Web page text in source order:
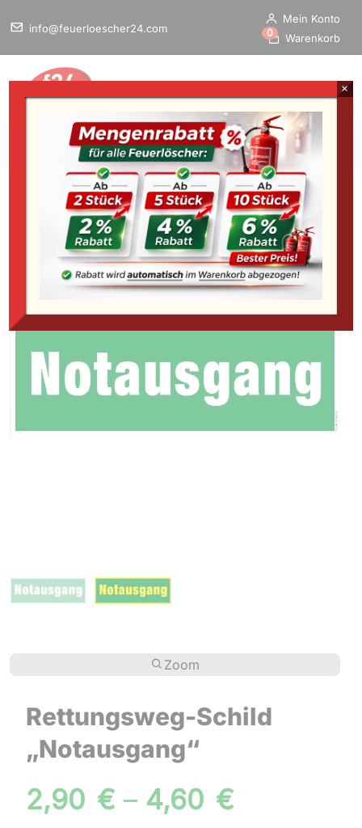
info@feuerloescher24.com
Mein Konto
Warenkorb
0
Startseite»Rettungsweg-Schild “Notausgang”
Zoom
Rettungsweg-Schild
„Notausgang“
2,90 € – 4,60 €
×